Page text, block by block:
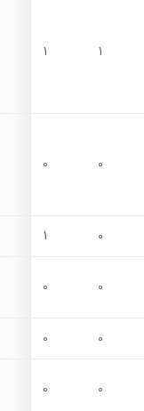
1
1
0
0
0
1
0
0
0
0
0
0